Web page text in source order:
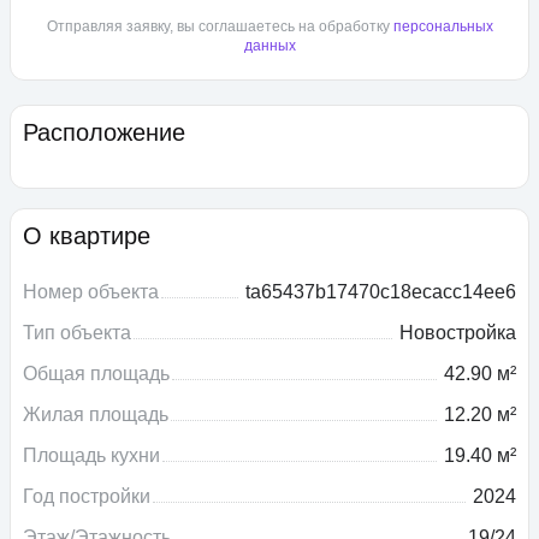
Расположение
О квартире
Номер объекта
ta65437b17470c18ecacc14ee6
Тип объекта
Новостройка
Общая площадь
42.90 м²
Жилая площадь
12.20 м²
Площадь кухни
19.40 м²
Год постройки
2024
Отправляя заявку, вы соглашаетесь на обработку персональных
данных